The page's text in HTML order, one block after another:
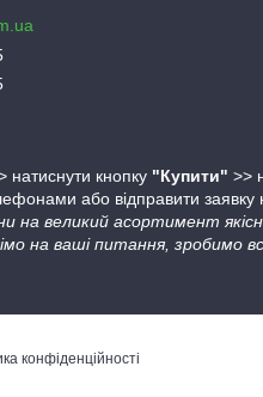
натиснути кнопку "Купити" >>
або відправити заявку
на великий асортимент
на ваші питання, зробимо
конфіденційності